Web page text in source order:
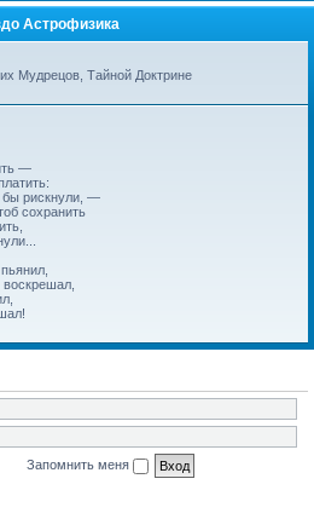
Астрофизика
Мудрецов, Тайной Доктрине
—
рискнули, —
сохранить
Запомнить меня